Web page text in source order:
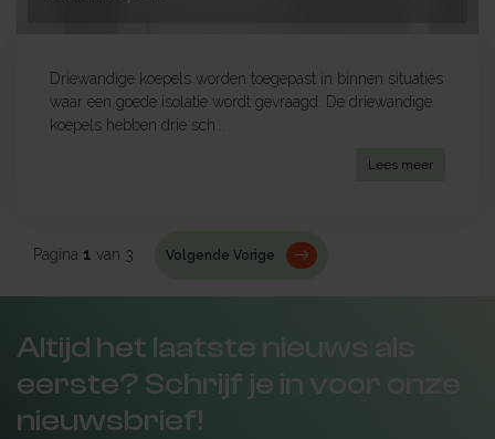
Driewandige koepels worden toegepast in binnen situaties
waar een goede isolatie wordt gevraagd. De driewandige
koepels hebben drie sch...
Lees meer
Pagina 1 van 3 Volgende Vorige
Altijd het laatste nieuws als
eerste? Schrijf je in voor onze
nieuwsbrief!